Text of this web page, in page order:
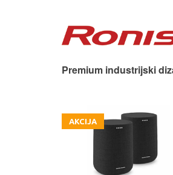
Premium industrijski
AKCIJA